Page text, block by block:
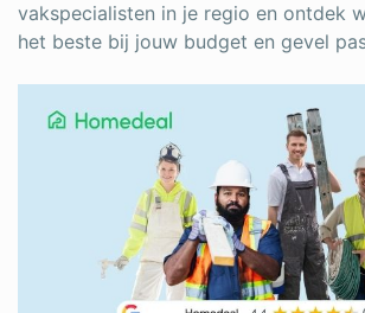
vakspecialisten in je regio en ontdek
het beste bij jouw budget en gevel